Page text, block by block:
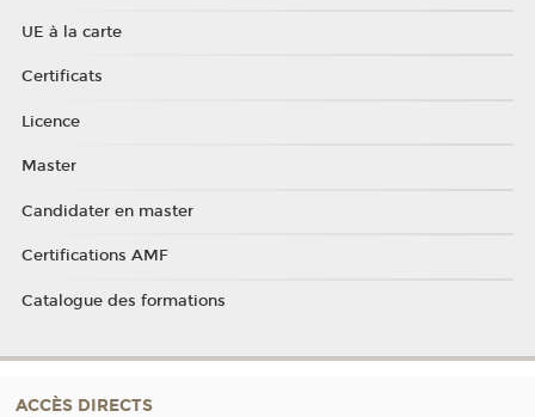
UE à la carte
Certificats
Licence
Master
Candidater en master
Certifications AMF
Catalogue des formations
ACCÈS DIRECTS